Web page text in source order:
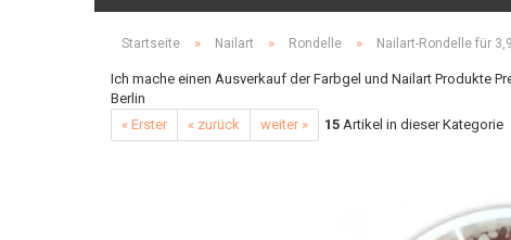
Startseite » Nailart » Rondelle » Nailart-Rondelle für
Ich mache einen Ausverkauf der Farbgel und Nailart Produkte
Berlin
« Erster
« zurück weiter » 15 Artikel in dieser Kategorie